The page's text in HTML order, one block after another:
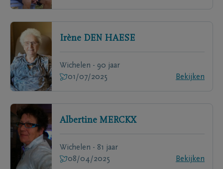
Irène DEN HAESE
Wichelen - 90 jaar
01/07/2025
Bekijken
Albertine MERCKX
Wichelen - 81 jaar
08/04/2025
Bekijken